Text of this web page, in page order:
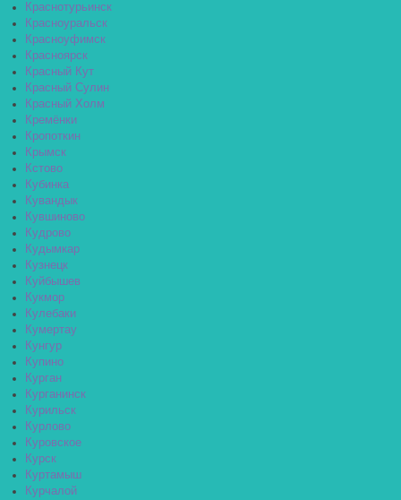
Краснотурьинск
Красноуральск
Красноуфимск
Красноярск
Красный Кут
Красный Сулин
Красный Холм
Кремёнки
Кропоткин
Крымск
Кстово
Кубинка
Кувандык
Кувшиново
Кудрово
Кудымкар
Кузнецк
Куйбышев
Кукмор
Кулебаки
Кумертау
Кунгур
Купино
Курган
Курганинск
Курильск
Курлово
Куровское
Курск
Куртамыш
Курчалой